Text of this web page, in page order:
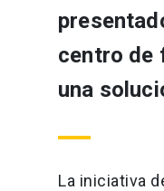
centro de
una
La iniciativa